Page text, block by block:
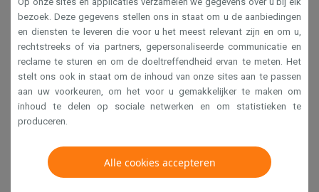
Verkoopsvoorwaarden
Privacy
Disclaimer
Cookies
Krëfel NV - Steenstraat 44 - Industriezone 4 "T Sas",
1851 Humbeek, België
bezoek. Deze gegevens stellen ons in staat om u de aanbiedingen
en diensten te leveren die voor u het meest relevant zijn en om u,
rechtstreeks of via partners, gepersonaliseerde communicatie en
reclame te sturen en om de doeltreffendheid ervan te meten. Het
stelt ons ook in staat om de inhoud van onze sites aan te passen
aan uw voorkeuren, om het voor u gemakkelijker te maken om
inhoud te delen op sociale netwerken en om statistieken te
produceren.
Alle cookies accepteren